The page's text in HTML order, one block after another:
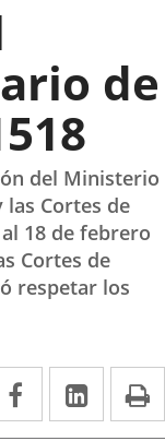
de
del Ministerio
las Cortes de
18 de febrero
Cortes de
respetar los
Facebook
Enlace
a
Enlace
a